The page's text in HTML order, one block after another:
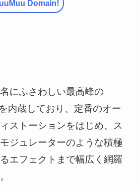
Domain!
にふさわしい最高峰の
内蔵しており、定番のオー
ストーションをはじめ、ス
ジュレーターのような積極
エフェクトまで幅広く網羅